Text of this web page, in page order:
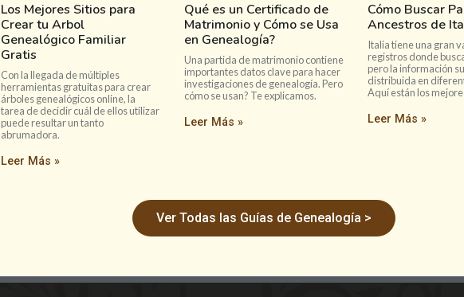
Los Mejores Sitios para
Crear tu Arbol
Genealógico Familiar
Gratis
Con la llegada de múltiples
herramientas gratuitas para crear
árboles genealógicos online, la
tarea de decidir cuál de ellos utilizar
puede resultar un tanto
abrumadora.
Leer Más »
Qué es un Certificado de
Matrimonio y Cómo se Usa
en Genealogía?
Una partida de matrimonio contiene
importantes datos clave para hacer
investigaciones de genealogía. Pero
cómo se usan? Te explicamos.
Leer Más »
Cómo Buscar
Ancestros de
Italia tiene una gran
registros donde
pero la información
distribuida en
Aquí están los
Leer Más »
Ver Todas las Guías de Genealogía >